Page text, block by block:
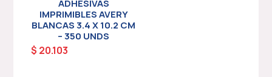
ADHESIVAS
IMPRIMIBLES AVERY
BLANCAS 3.4 X 10.2 CM
– 350 UNDS
$ 20.103